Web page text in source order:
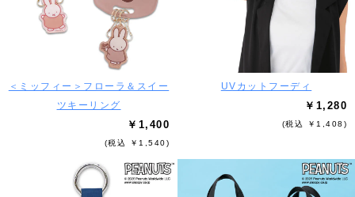
＜ミッフィー＞フローラ＆スイー
ツキーリング
￥1,400
(税込 ￥1,540)
UVカットフーディ
￥1,280
(税込 ￥1,408)